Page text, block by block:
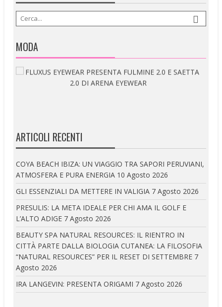
MODA
ARTICOLI RECENTI
COYA BEACH IBIZA: UN VIAGGIO TRA SAPORI PERUVIANI,
ATMOSFERA E PURA ENERGIA 10 Agosto 2026
GLI ESSENZIALI DA METTERE IN VALIGIA 7 Agosto 2026
PRESULIS: LA META IDEALE PER CHI AMA IL GOLF E
L’ALTO ADIGE 7 Agosto 2026
BEAUTY SPA NATURAL RESOURCES: IL RIENTRO IN
CITTÀ PARTE DALLA BIOLOGIA CUTANEA: LA FILOSOFIA
“NATURAL RESOURCES” PER IL RESET DI SETTEMBRE 7
Agosto 2026
IRA LANGEVIN: PRESENTA ORIGAMI 7 Agosto 2026